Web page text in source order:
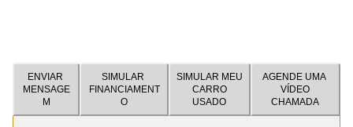
ENVIAR
MENSAGE
M
SIMULAR
FINANCIAMENT
O
SIMULAR MEU
CARRO
USADO
AGENDE UMA
VÍDEO
CHAMADA